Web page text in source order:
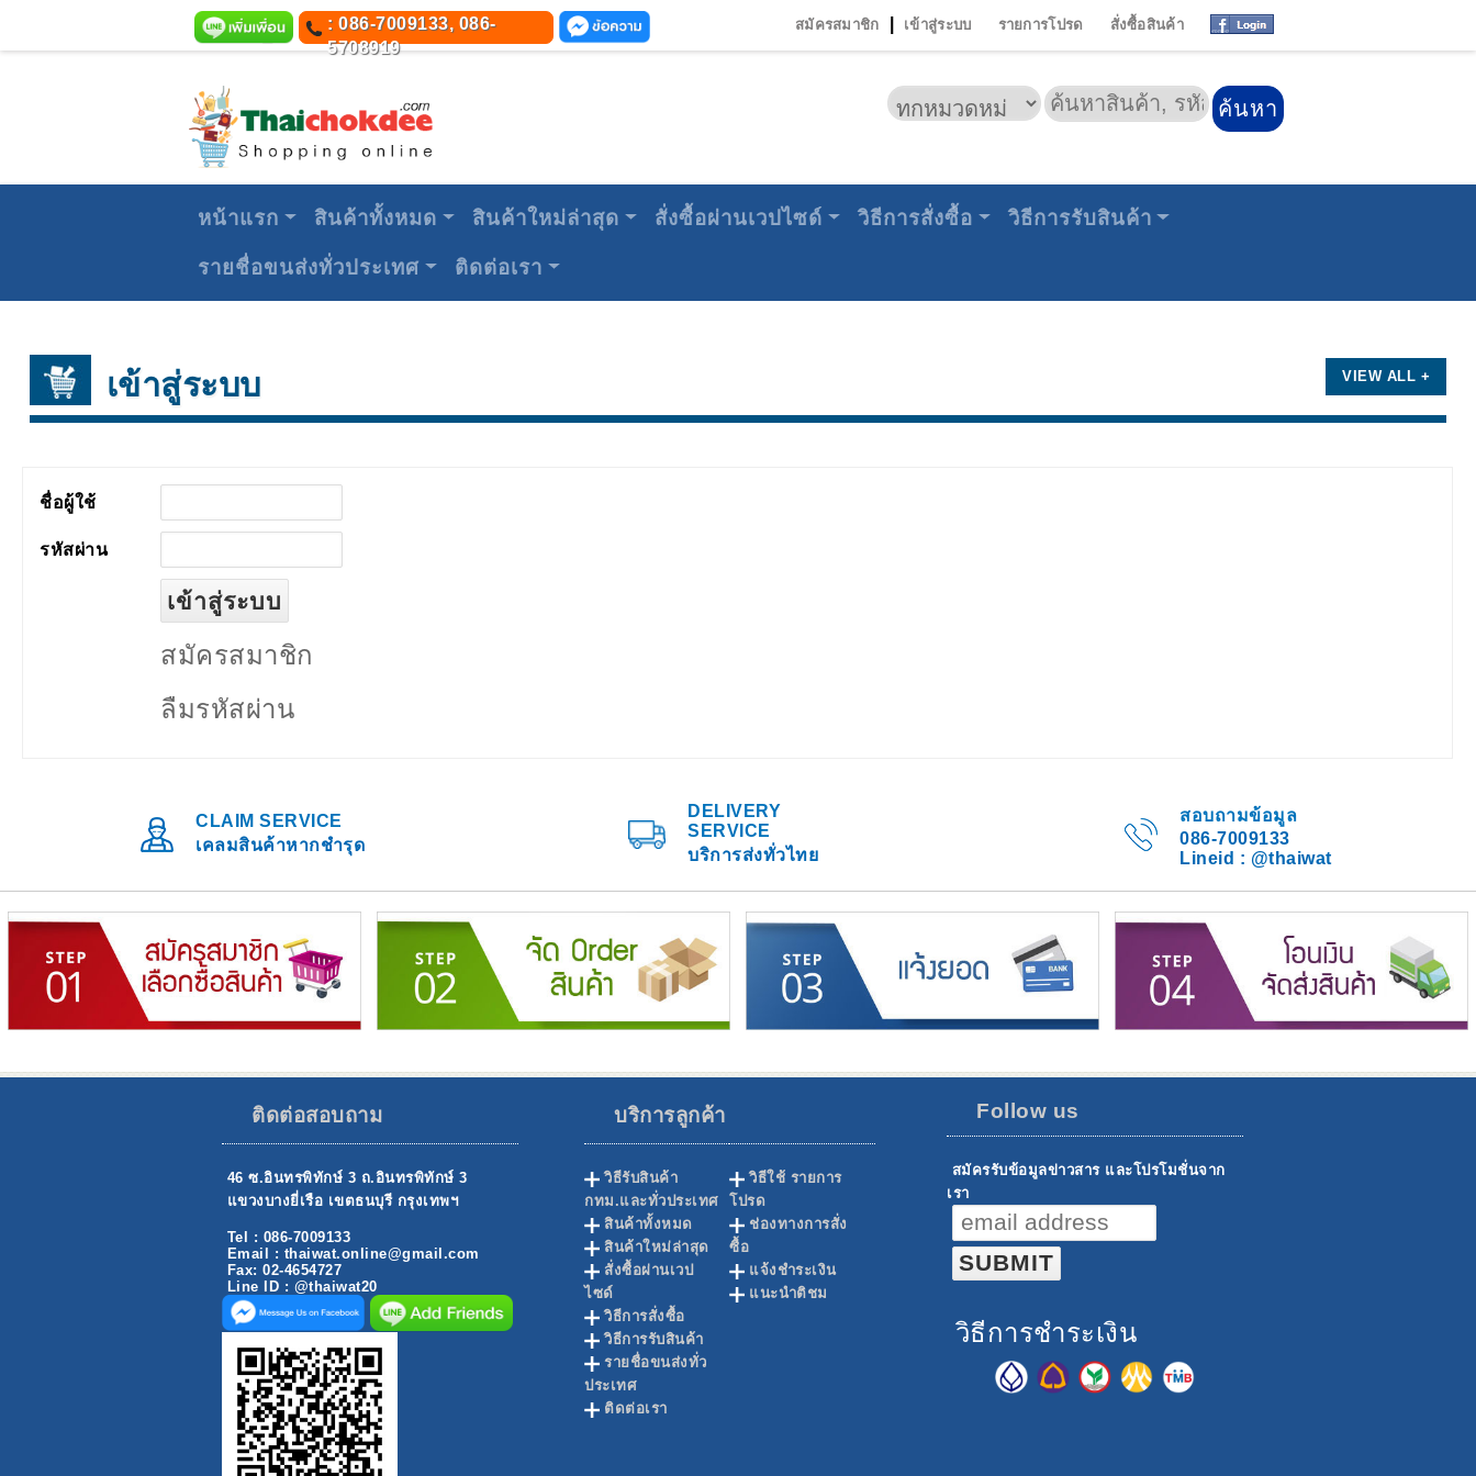
: 086-7009133, 086-
5708919
สมัครสมาชิก เข้าสู่ระบบ รายการโปรด สั่งซื้อสินค้า
หน้าแรก สินค้าทั้งหมด สินค้าใหม่ล่าสุด สั่งซื้อผ่านเวปไซด์ วิธีการสั่งซื้อ วิธีการรับสินค้า
รายชื่อขนส่งทั่วประเทศ ติดต่อเรา
เข้าสู่ระบบ VIEW ALL +
ชื่อผู้ใช้
รหัสผ่าน
สมัครสมาชิก
ลืมรหัสผ่าน
CLAIM SERVICE
เคลมสินค้าหากชำรุด
DELIVERY
SERVICE
บริการส่งทั่วไทย
สอบถามข้อมูล
086-7009133
Lineid : @thaiwat
ติดต่อสอบถาม
46 ซ.อินทรพิทักษ์ 3 ถ.อินทรพิทักษ์ 3
แขวงบางยี่เรือ เขตธนบุรี กรุงเทพฯ
Tel : 086-7009133
Email : thaiwat.online@gmail.com
Fax: 02-4654727
Line ID : @thaiwat20
บริการลูกค้า
วิธีรับสินค้า
กทม.และทั่วประเทศ
สินค้าทั้งหมด
สินค้าใหม่ล่าสุด
สั่งซื้อผ่านเวป
ไซด์
วิธีการสั่งซื้อ
วิธีการรับสินค้า
รายชื่อขนส่งทั่ว
ประเทศ
ติดต่อเรา
วิธีใช้ รายการ
โปรด
ช่องทางการสั่ง
ซื้อ
แจ้งชำระเงิน
แนะนำติชม
Follow us
สมัครรับข้อมูลข่าวสาร และโปรโมชั่นจาก
เรา
วิธีการชำระเงิน